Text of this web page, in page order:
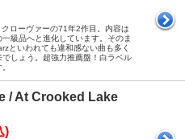
ローヴァーの71年2作目。内容は
一級品へと進化しています。そのま
といわれても違和感ない曲も多く
でしょう。超強力推薦盤！白ラベル
/ At Crooked Lake
)